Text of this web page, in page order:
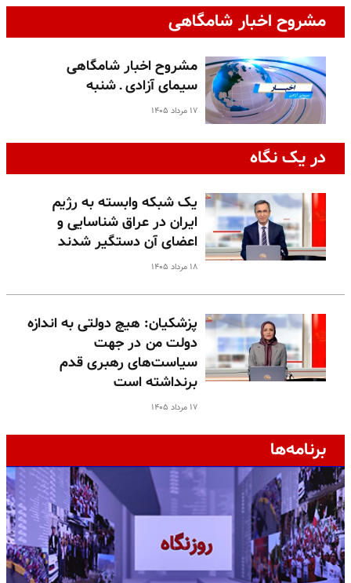
مشروح اخبار شامگاهی
مشروح اخبار شامگاهی
سیمای آزادی ـ شنبه
۱۷ مرداد ۱۴۰۵
در یک نگاه
یک شبکه وابسته به رژیم
ایران در عراق شناسایی و
اعضای آن دستگیر شدند
۱۸ مرداد ۱۴۰۵
پزشکیان: هیچ دولتی به اندازه
دولت من در جهت
سیاست‌های رهبری قدم
برنداشته است
۱۷ مرداد ۱۴۰۵
برنامه‌ها